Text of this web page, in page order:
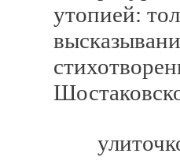
утопией: